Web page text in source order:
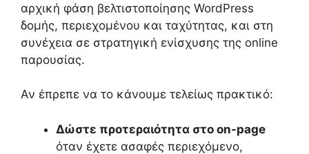
αρχική φάση βελτιστοποίησης WordPress
δομής, περιεχομένου και ταχύτητας, και στη
συνέχεια σε στρατηγική ενίσχυσης της online
παρουσίας.
Αν έπρεπε να το κάνουμε τελείως πρακτικό:
Δώστε προτεραιότητα στο on-page
όταν έχετε ασαφές περιεχόμενο,